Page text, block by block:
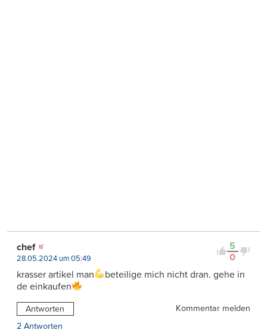
5
0
chef
28.05.2024 um 05:49
krasser artikel man
beteilige mich nicht dran. gehe in
de einkaufen
Antworten
Kommentar melden
2 Antworten